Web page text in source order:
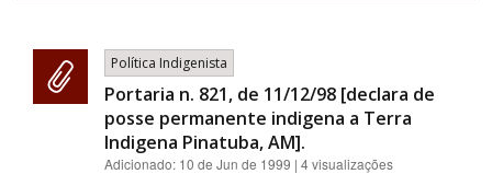
Política Indigenista
Portaria n. 821, de 11/12/98 [declara de
posse permanente indigena a Terra
Indigena Pinatuba, AM].
Adicionado: 10 de Jun de 1999 | 4 visualizações